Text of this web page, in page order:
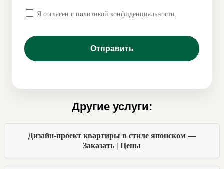
Я согласен с политикой конфиденциальности
Другие услуги:
Дизайн-проект квартиры в стиле японском —
Заказать | Цены